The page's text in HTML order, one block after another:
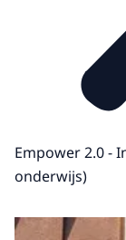
Empower 2.0 -
onderwijs)